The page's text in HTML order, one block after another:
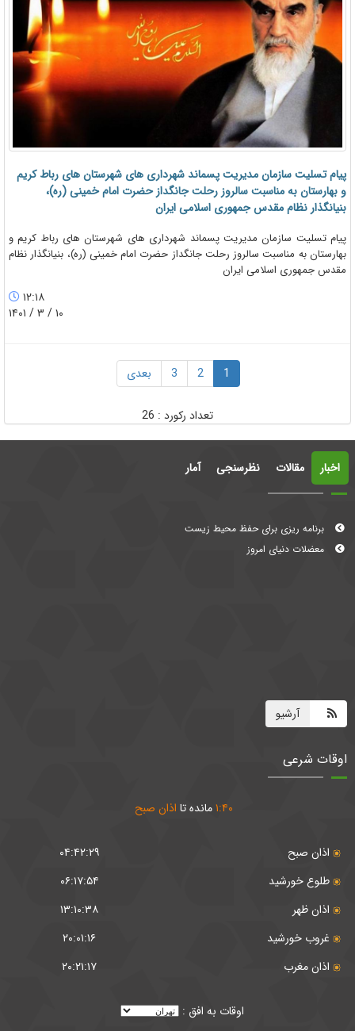
پیام تسلیت سازمان مدیریت پسماند شهرداری های شهرستان های رباط کریم
و بهارستان به مناسبت سالروز رحلت جانگداز حضرت امام خمینی (ره)،
بنیانگذار نظام مقدس جمهوری اسلامی ایران
پیام تسلیت سازمان مدیریت پسماند شهرداری های شهرستان های رباط کریم و
بهارستان به مناسبت سالروز رحلت جانگداز حضرت امام خمینی (ره)، بنیانگذار نظام
مقدس جمهوری اسلامی ایران
۱۲:۱۸
۱۰ / ۳ / ۱۴۰۱
1
2
3 بعدی
تعداد رکورد : 26
اخبار مقالات نظرسنجی آمار
معضلات دنیای امروز
برنامه ریزی برای حفظ محیط زیست
آرشیو
اوقات شرعی
۱:۴۰ مانده تا اذان صبح
۰۴:۴۲:۲۹
اذان صبح
۰۶:۱۷:۵۴
طلوع خورشید
۱۳:۱۰:۳۸
اذان ظهر
۲۰:۰۱:۱۶
غروب خورشید
۲۰:۲۱:۱۷
اذان مغرب
اوقات به افق :